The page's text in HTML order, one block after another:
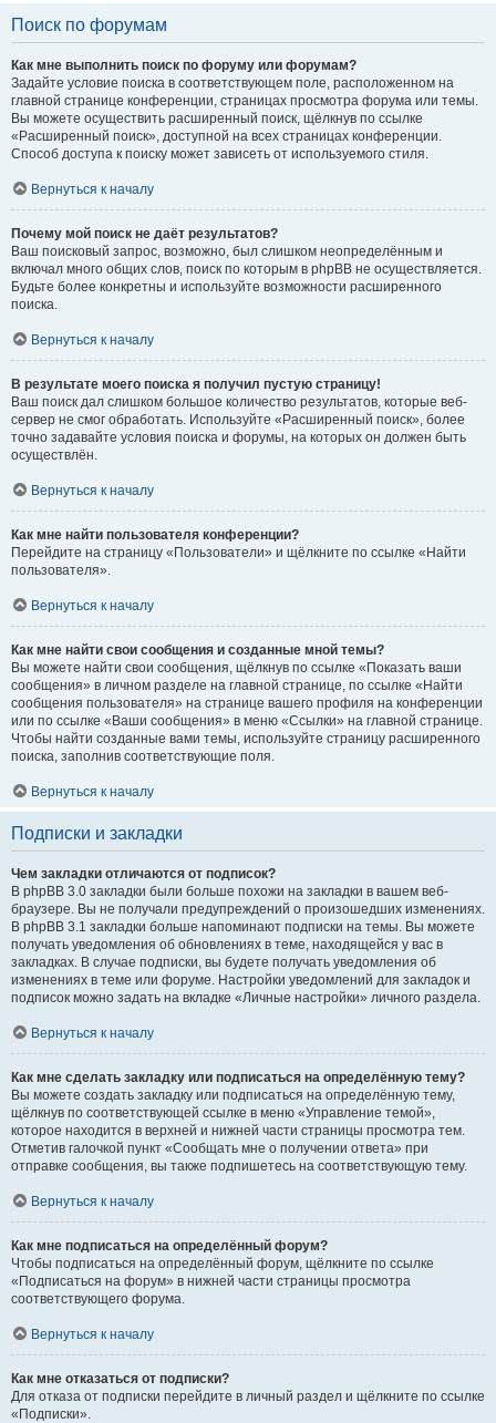
Поиск по форумам
Как мне выполнить поиск по форуму или форумам?
Задайте условие поиска в соответствующем поле, расположенном на
главной странице конференции, страницах просмотра форума или темы.
Вы можете осуществить расширенный поиск, щёлкнув по ссылке
«Расширенный поиск», доступной на всех страницах конференции.
Способ доступа к поиску может зависеть от используемого стиля.
Вернуться к началу
Почему мой поиск не даёт результатов?
Ваш поисковый запрос, возможно, был слишком неопределённым и
включал много общих слов, поиск по которым в phpBB не осуществляется.
Будьте более конкретны и используйте возможности расширенного
поиска.
Вернуться к началу
В результате моего поиска я получил пустую страницу!
Ваш поиск дал слишком большое количество результатов, которые веб-
сервер не смог обработать. Используйте «Расширенный поиск», более
точно задавайте условия поиска и форумы, на которых он должен быть
осуществлён.
Вернуться к началу
Как мне найти пользователя конференции?
Перейдите на страницу «Пользователи» и щёлкните по ссылке «Найти
пользователя».
Вернуться к началу
Как мне найти свои сообщения и созданные мной темы?
Вы можете найти свои сообщения, щёлкнув по ссылке «Показать ваши
сообщения» в личном разделе на главной странице, по ссылке «Найти
сообщения пользователя» на странице вашего профиля на конференции
или по ссылке «Ваши сообщения» в меню «Ссылки» на главной странице.
Чтобы найти созданные вами темы, используйте страницу расширенного
поиска, заполнив соответствующие поля.
Вернуться к началу
Подписки и закладки
Чем закладки отличаются от подписок?
В phpBB 3.0 закладки были больше похожи на закладки в вашем веб-
браузере. Вы не получали предупреждений о произошедших изменениях.
В phpBB 3.1 закладки больше напоминают подписки на темы. Вы можете
получать уведомления об обновлениях в теме, находящейся у вас в
закладках. В случае подписки, вы будете получать уведомления об
изменениях в теме или форуме. Настройки уведомлений для закладок и
подписок можно задать на вкладке «Личные настройки» личного раздела.
Вернуться к началу
Как мне сделать закладку или подписаться на определённую тему?
Вы можете создать закладку или подписаться на определённую тему,
щёлкнув по соответствующей ссылке в меню «Управление темой»,
которое находится в верхней и нижней части страницы просмотра тем.
Отметив галочкой пункт «Сообщать мне о получении ответа» при
отправке сообщения, вы также подпишетесь на соответствующую тему.
Вернуться к началу
Как мне подписаться на определённый форум?
Чтобы подписаться на определённый форум, щёлкните по ссылке
«Подписаться на форум» в нижней части страницы просмотра
соответствующего форума.
Вернуться к началу
Как мне отказаться от подписки?
Для отказа от подписки перейдите в личный раздел и щёлкните по ссылке
«Подписки».